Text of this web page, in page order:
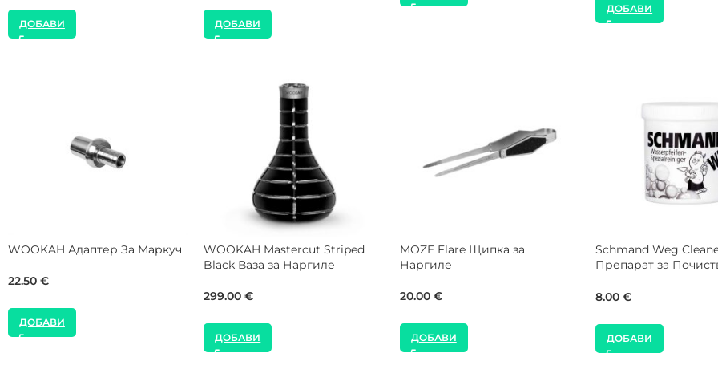
ДОБАВИ ДОБАВИ ДОБАВИ
MOZE Shisha Mint Packing Mat
ДОБАВИ
INVI Shisha 18/8 Адаптер За
Маркуч
8.00€
ДОБАВИ
NEW
MOZE Shisha Wild Red
Наргиле
ДОБАВИ
DARKSIDE Hookah
2.0 Подложка за
20.00€
ДОБАВИ